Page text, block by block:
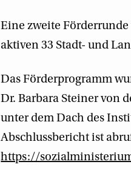
Eine zweite
aktiven 33 Stadt- und
Das Förderprogramm
Dr. Barbara Steiner von
unter dem Dach des
Abschlussbericht ist
https://